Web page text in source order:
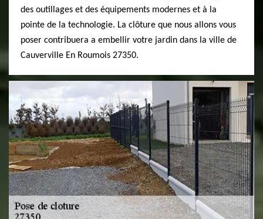
des outillages et des équipements modernes et à la
pointe de la technologie. La clôture que nous allons vous
poser contribuera a embellir votre jardin dans la ville de
Cauverville En Roumois 27350.